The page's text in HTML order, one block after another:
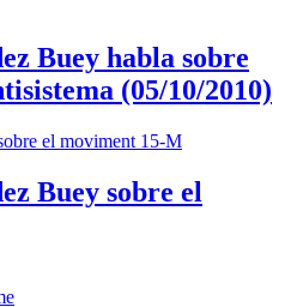
Buey habla sobre
(05/10/2010)
Buey sobre el